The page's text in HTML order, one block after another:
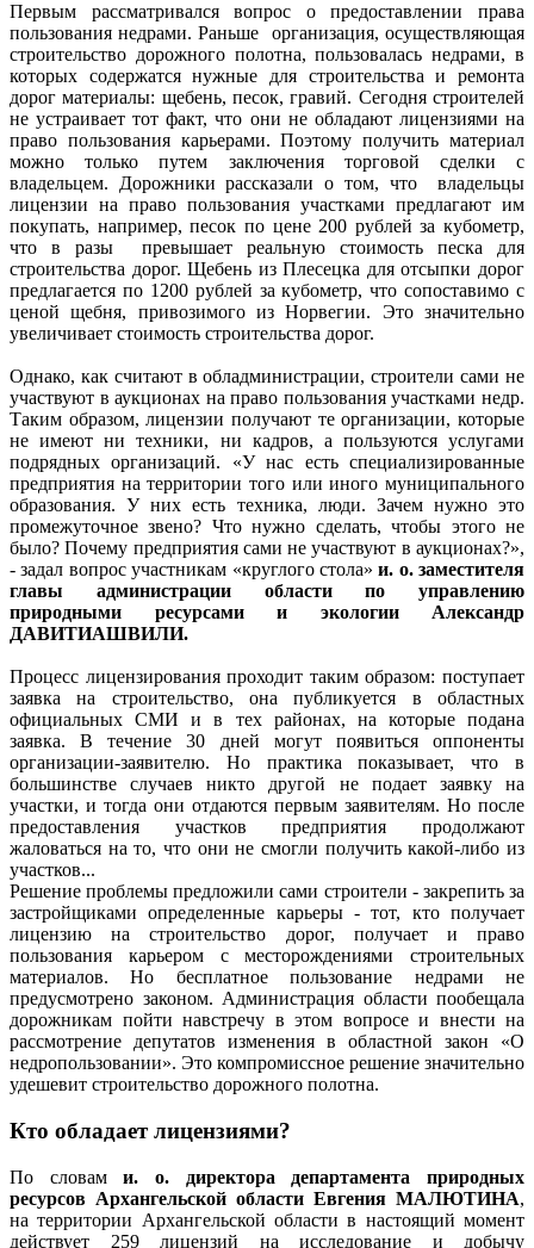
Первым рассматривался вопрос о предоставлении права
пользования недрами. Раньше организация, осуществляющая
строительство дорожного полотна, пользовалась недрами, в
которых содержатся нужные для строительства и ремонта
дорог материалы: щебень, песок, гравий. Сегодня строителей
не устраивает тот факт, что они не обладают лицензиями на
право пользования карьерами. Поэтому получить материал
можно только путем заключения торговой сделки с
владельцем. Дорожники рассказали о том, что владельцы
лицензии на право пользования участками предлагают им
покупать, например, песок по цене 200 рублей за кубометр,
что в разы превышает реальную стоимость песка для
строительства дорог. Щебень из Плесецка для отсыпки дорог
предлагается по 1200 рублей за кубометр, что сопоставимо с
ценой щебня, привозимого из Норвегии. Это значительно
увеличивает стоимость строительства дорог.
Однако, как считают в обладминистрации, строители сами не
участвуют в аукционах на право пользования участками недр.
Таким образом, лицензии получают те организации, которые
не имеют ни техники, ни кадров, а пользуются услугами
подрядных организаций. «У нас есть специализированные
предприятия на территории того или иного муниципального
образования. У них есть техника, люди. Зачем нужно это
промежуточное звено? Что нужно сделать, чтобы этого не
было? Почему предприятия сами не участвуют в аукционах?»,
- задал вопрос участникам «круглого стола» и. о. заместителя
главы администрации области по управлению
природными ресурсами и экологии Александр
ДАВИТИАШВИЛИ.
Процесс лицензирования проходит таким образом: поступает
заявка на строительство, она публикуется в областных
официальных СМИ и в тех районах, на которые подана
заявка. В течение 30 дней могут появиться оппоненты
организации-заявителю. Но практика показывает, что в
большинстве случаев никто другой не подает заявку на
участки, и тогда они отдаются первым заявителям. Но после
предоставления участков предприятия продолжают
жаловаться на то, что они не смогли получить какой-либо из
участков...
Решение проблемы предложили сами строители - закрепить за
застройщиками определенные карьеры - тот, кто получает
лицензию на строительство дорог, получает и право
пользования карьером с месторождениями строительных
материалов. Но бесплатное пользование недрами не
предусмотрено законом. Администрация области пообещала
дорожникам пойти навстречу в этом вопросе и внести на
рассмотрение депутатов изменения в областной закон «О
недропользовании». Это компромиссное решение значительно
удешевит строительство дорожного полотна.
Кто обладает лицензиями?
По словами. о. директора департамента природных
ресурсов Архангельской области Евгения МАЛЮТИНА,
на территории Архангельской области в настоящий момент
действует 259 лицензий на исследование и добычу